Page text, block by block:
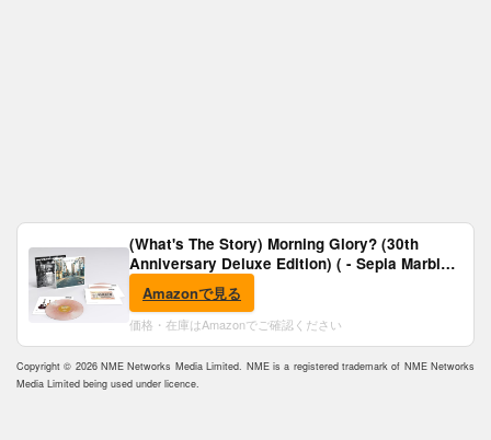
(What's The Story) Morning Glory? (30th
Anniversary Deluxe Edition) ( - Sepia Marble
Vinyl) [Analog]
Amazonで見る
価格・在庫はAmazonでご確認ください
Copyright © 2026 NME Networks Media Limited. NME is a registered trademark of NME Networks
Media Limited being used under licence.